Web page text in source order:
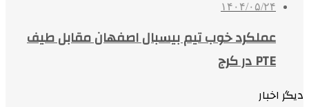
۱۴۰۴/۰۵/۲۴
عملکرد خوب تیم بیسبال اصفهان مقابل طیف
PTE در کرج
دیگر اخبار